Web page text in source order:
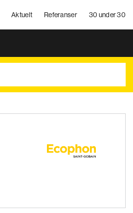
Aktuelt Referanser 30 under 30